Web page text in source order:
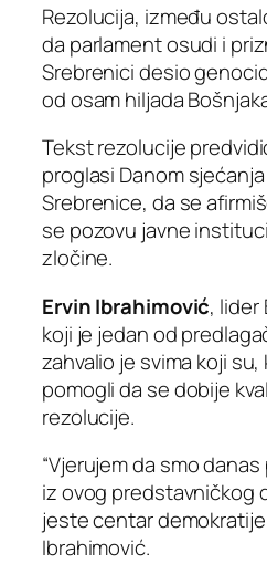
Rezolucija, između
da parlament osudi i
Srebrenici desio
od osam hiljada
Tekst rezolucije
proglasi Danom
Srebrenice, da se
se pozovu javne
zločine.
Ervin Ibrahimović, lider
koji je jedan od
zahvalio je svima koji su,
pomogli da se dobije
rezolucije.
“Vjerujem da smo
iz ovog predstavničkog
jeste centar demokratije
Ibrahimović.